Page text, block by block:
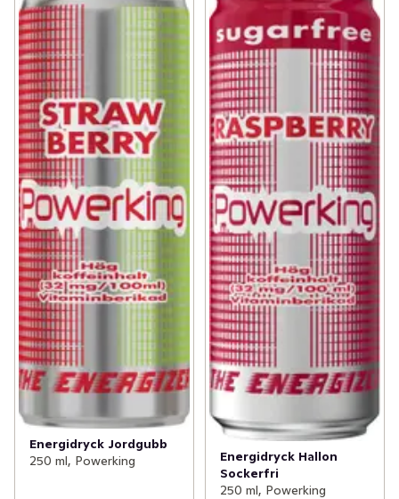
Energidryck Jordgubb
250 ml, Powerking
Energidryck Hallon
Sockerfri
250 ml, Powerking